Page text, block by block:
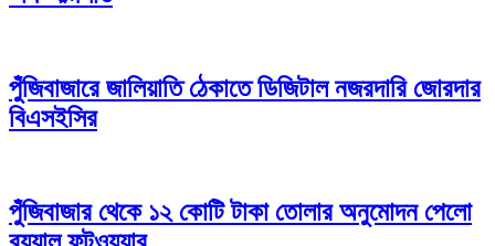
পুঁজিবাজারে জালিয়াতি ঠেকাতে ডিজিটাল নজরদারি জোরদার
বিএসইসির
পুঁজিবাজার থেকে ১২ কোটি টাকা তোলার অনুমোদন পেলো